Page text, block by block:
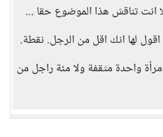
انت تناقش هذا الموضوع حقا ...
اقول لها انك اقل من الرجل. نقطة.
امرأة واحدة مثقفة ولا مئة راجل من